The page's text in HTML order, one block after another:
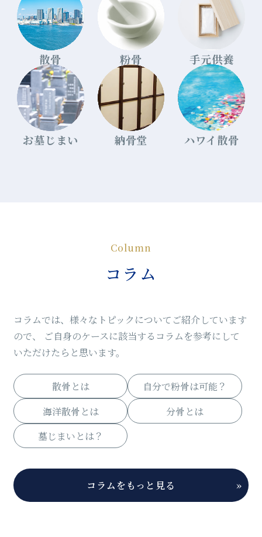
散骨 粉骨 手元供養
お墓じまい 納骨堂 ハワイ散骨
Column
コラム
コラムでは、様々なトピックについてご紹介しています
ので、
ご自身のケースに該当するコラムを参考にして
いただけたらと思います。
散骨とは
自分で粉骨は可能？
海洋散骨とは
分骨とは
墓じまいとは？
コラムをもっと見る »